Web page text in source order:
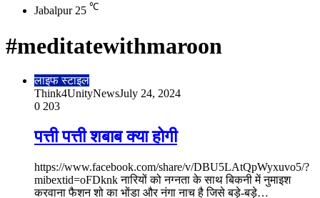
Jabalpur 25 ℃
#meditatewithmaroon
लाइफ स्टाइल
Think4UnityNewsJuly 24, 2024
0 203
पत्ती पत्ती शबाब क्या होगी
https://www.facebook.com/share/v/DBU5LAtQpWyxuvo5/?
mibextid=oFDknk नारियों को नग्नता के साथ बिकनी में नुमाइश
करवाना फैशन शो का भोंडा और नंगा नाच है जिसे बड़े-बड़े…